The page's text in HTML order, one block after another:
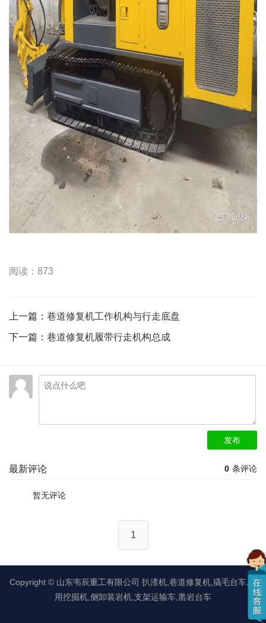
阅读：873
上一篇： 巷道修复机工作机构与行走底盘
下一篇： 巷道修复机履带行走机构总成
发布
0 条评论
最新评论
暂无评论
1
Copyright © 山东韦辰重工有限公司 扒渣机,巷道修复机,撬毛台车,矿
用挖掘机,侧卸装岩机,支架运输车,凿岩台车